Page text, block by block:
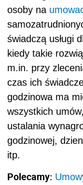
osoby na
świadczą usługi
kiedy takie
m.in. przy
czas ich
godzinowa ma
wszystkich
ustalania
godzinowej,
itp.
Polecamy: